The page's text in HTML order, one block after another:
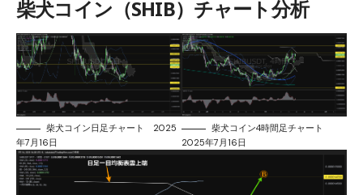
柴犬コイン（SHIB）チャート分析
柴犬コイン日足チャート 2025
年7月16日
柴犬コイン4時間足チャート
2025年7月16日